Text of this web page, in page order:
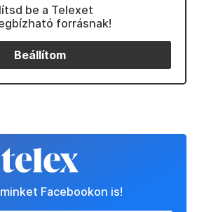
be a Telexet
forrásnak!
Beállítom
Facebookon is!